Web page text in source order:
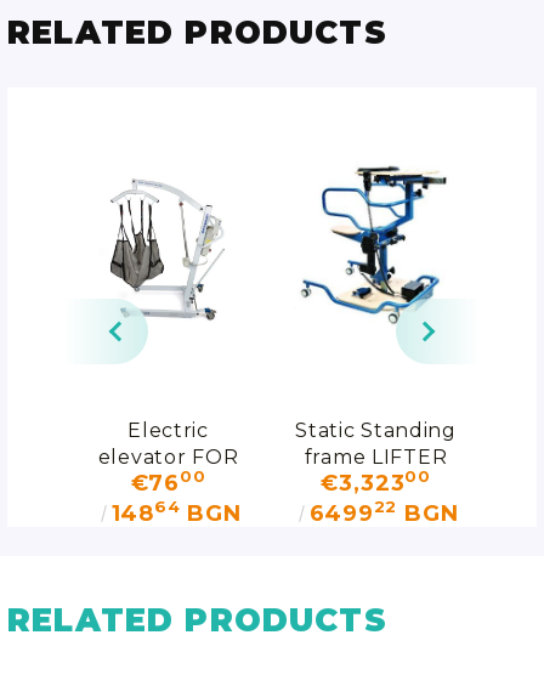
RELATED PRODUCTS
Electric
elevator FOR
RENT
€7600
14864 BGN
Static Standing
frame LIFTER
€3,32300
649922 BGN
RELATED PRODUCTS